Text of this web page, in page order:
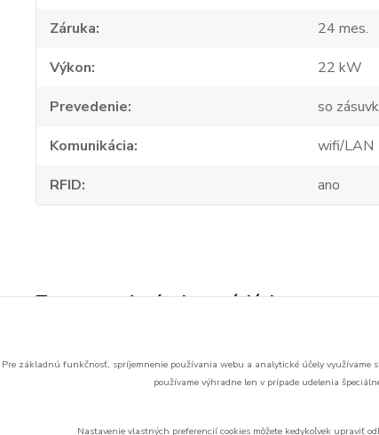
Záruka
24 mes.
Výkon
22 kW
Prevedenie
so
Komunikácia
wifi/LAN
RFID
ano
Tovar zaradený v kategóriách
elektromobily
Pre základnú funkčnosť, spríjemnenie používania webu a analytické účely využívame
používame výhradne len v prípade udelenia
Nastavenie vlastných preferencií cookies môžete kedykoľvek upraviť